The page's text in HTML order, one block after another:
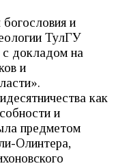
и
ТулГУ
докладом на
и
как
и
предметом
Олинтера,